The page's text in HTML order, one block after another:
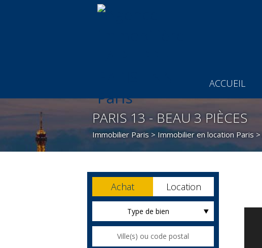
ACCUEIL
PARIS 13 - BEAU 3 PIÈCES
Immobilier Paris > Immobilier en location Paris >
Achat Location
Type de bien